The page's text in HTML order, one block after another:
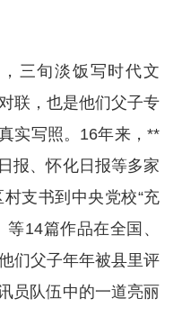
三旬淡饭写时代文
联，也是他们父子专
实写照。16年来，**
报、怀化日报等多家
支书到中央党校“充
14篇作品在全国、
们父子年年被县里评
员队伍中的一道亮丽